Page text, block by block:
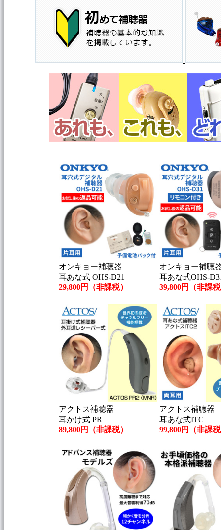
オンキョー補聴器
耳あな式 OHS-D21
29,800円（非課税）
オンキョー補聴
耳あな式OHS-
39,800円（非課
アクトス補聴器
耳かけ式 PR
89,800円（非課税）
アクトス補聴器
耳あな式ITC
99,800円（非課